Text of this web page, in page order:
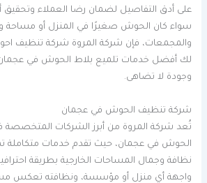
على أدق التفاصيل لضمان رضا العملاء وتحقيق
سواء كان الحوش صغيرًا في المنزل أو مساحة
والمجمعات، فإن شركة المروة شركة تنظيف
لك أفضل خدمات تلميع بلاط الحوش في
وجودة لا تضاهى.
شركة تنظيف الحوش في عجمان
تُعد شركة المروة من أبرز الشركات
الحوش في عجمان، حيث تقدم خدمات متكاملة
نظافة وجمال المساحات الخارجية بطريقة
واجهة أي منزل أو مؤسسة، ونظافته تعكس